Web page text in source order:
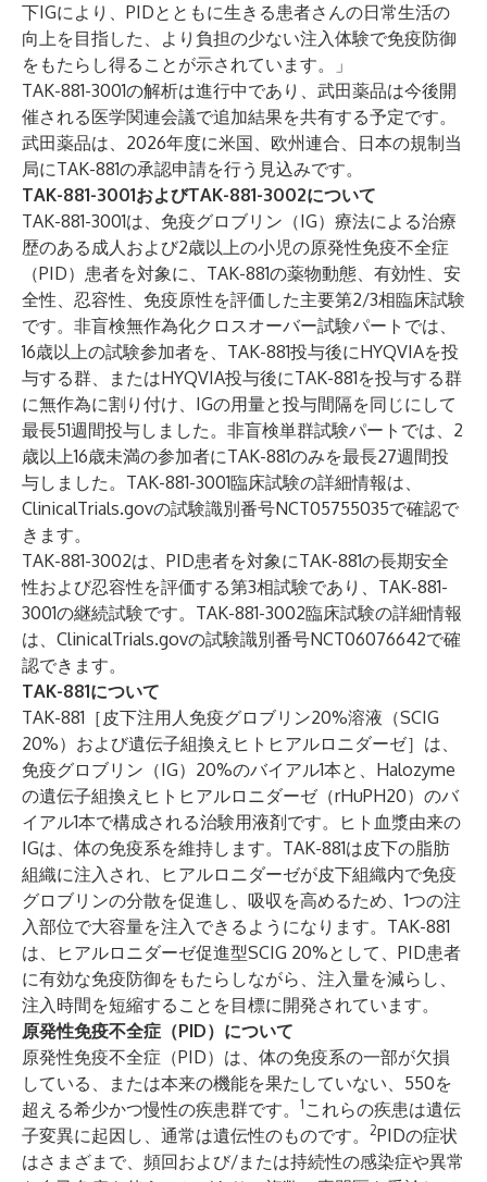
下IGにより、PIDとともに生きる患者さんの日常生活の
向上を目指した、より負担の少ない注入体験で免疫防御
をもたらし得ることが示されています。」
TAK-881-3001の解析は進行中であり、武田薬品は今後開
催される医学関連会議で追加結果を共有する予定です。
武田薬品は、2026年度に米国、欧州連合、日本の規制当
局にTAK-881の承認申請を行う見込みです。
TAK-881-3001およびTAK-881-3002について
TAK-881-3001は、免疫グロブリン（IG）療法による治療
歴のある成人および2歳以上の小児の原発性免疫不全症
（PID）患者を対象に、TAK-881の薬物動態、有効性、安
全性、忍容性、免疫原性を評価した主要第2/3相臨床試験
です。非盲検無作為化クロスオーバー試験パートでは、
16歳以上の試験参加者を、TAK-881投与後にHYQVIAを投
与する群、またはHYQVIA投与後にTAK-881を投与する群
に無作為に割り付け、IGの用量と投与間隔を同じにして
最長51週間投与しました。非盲検単群試験パートでは、2
歳以上16歳未満の参加者にTAK-881のみを最長27週間投
与しました。TAK-881-3001臨床試験の詳細情報は、
ClinicalTrials.govの試験識別番号NCT05755035で確認で
きます。
TAK-881-3002は、PID患者を対象にTAK-881の長期安全
性および忍容性を評価する第3相試験であり、TAK-881-
3001の継続試験です。TAK-881-3002臨床試験の詳細情報
は、ClinicalTrials.govの試験識別番号NCT06076642で確
認できます。
TAK-881について
TAK-881［皮下注用人免疫グロブリン20%溶液（SCIG
20%）および遺伝子組換えヒトヒアルロニダーゼ］は、
免疫グロブリン（IG）20%のバイアル1本と、Halozyme
の遺伝子組換えヒトヒアルロニダーゼ（rHuPH20）のバ
イアル1本で構成される治験用液剤です。ヒト血漿由来の
IGは、体の免疫系を維持します。TAK-881は皮下の脂肪
組織に注入され、ヒアルロニダーゼが皮下組織内で免疫
グロブリンの分散を促進し、吸収を高めるため、1つの注
入部位で大容量を注入できるようになります。TAK-881
は、ヒアルロニダーゼ促進型SCIG 20%として、PID患者
に有効な免疫防御をもたらしながら、注入量を減らし、
注入時間を短縮することを目標に開発されています。
原発性免疫不全症（PID）について
原発性免疫不全症（PID）は、体の免疫系の一部が欠損
している、または本来の機能を果たしていない、550を
超える希少かつ慢性の疾患群です。
1 これらの疾患は遺伝
子変異に起因し、通常は遺伝性のものです。
2PIDの症状
はさまざまで、頻回および/または持続性の感染症や異常